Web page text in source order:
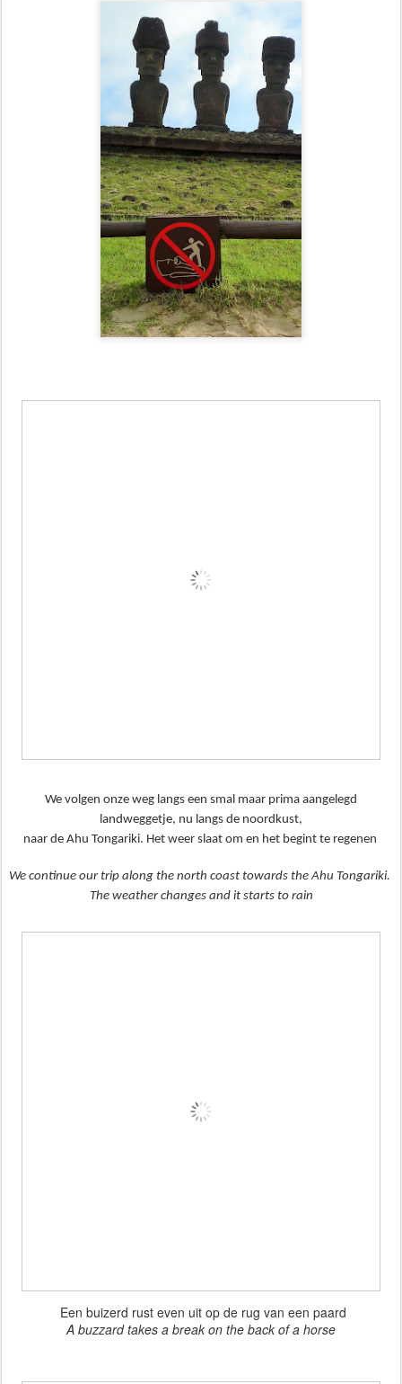
We volgen onze weg langs een smal maar prima aangelegd
landweggetje, nu langs de noordkust,
naar de Ahu Tongariki. Het weer slaat om en het begint te regenen
We continue our trip along the north coast towards the Ahu Tongariki.
The weather changes and it starts to rain
Een buizerd rust even uit op de rug van een paard
A buzzard takes a break on the back of a horse